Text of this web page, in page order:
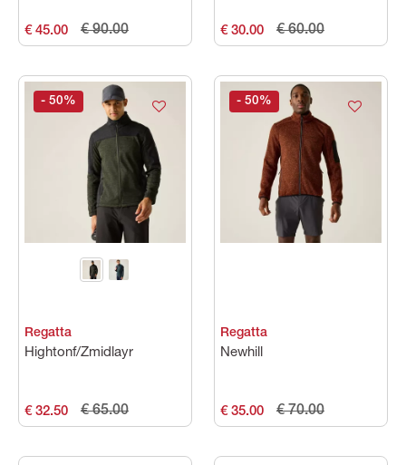
€ 45.00 € 90.00 € 30.00 € 60.00
Regatta
Hightonf/Zmidlayr
€ 32.50 € 65.00
- 50%
Regatta
Newhill
€ 35.00 € 70.00
- 50%